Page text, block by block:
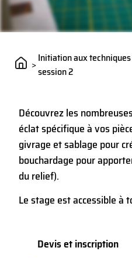
>Initiation aux
session 2
Découvrez les
éclat spécifique à vos
givrage et sablage pour
bouchardage pour
du relief).
Le stage est accessible à
Devis et inscription